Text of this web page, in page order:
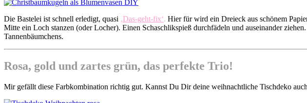
Die Bastelei ist schnell erledigt, quasi ‚Das-geht-fix‘. Hier für wird ein Dreieck aus schönem
Mitte ein Loch stanzen (oder Locher). Einen Schaschlikspieß durchfädeln und auseinander
Tannenbäumchens.
Rosa, gold und zartes grün, das perfekte Trio!
Mir gefällt diese Farbkombination richtig gut. Kannst Du Dir deine weihnachtliche Tischdeko